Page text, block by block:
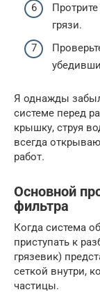
грязи.
Я однажды
системе перед
крышку, струя
всегда
работ.
Основной
фильтра
Когда система
приступать к
грязевик)
сеткой внутри,
частицы.